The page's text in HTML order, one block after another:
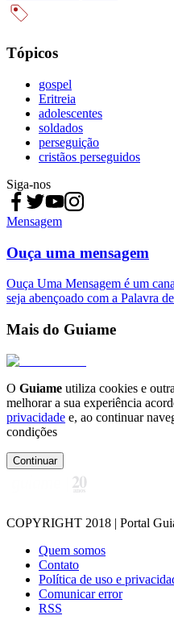
Tópicos
gospel
Eritreia
adolescentes
soldados
perseguição
cristãos perseguidos
Siga-nos
Mensagem
Ouça uma mensagem
Ouça Uma Mensagem é um
seja abençoado com a Palavra
Mais do Guiame
O Guiame utiliza cookies e
melhorar a sua experiência
privacidade e, ao continuar
condições
Continuar
COPYRIGHT 2018 | Portal
Quem somos
Contato
Política de uso e
Comunicar error
RSS